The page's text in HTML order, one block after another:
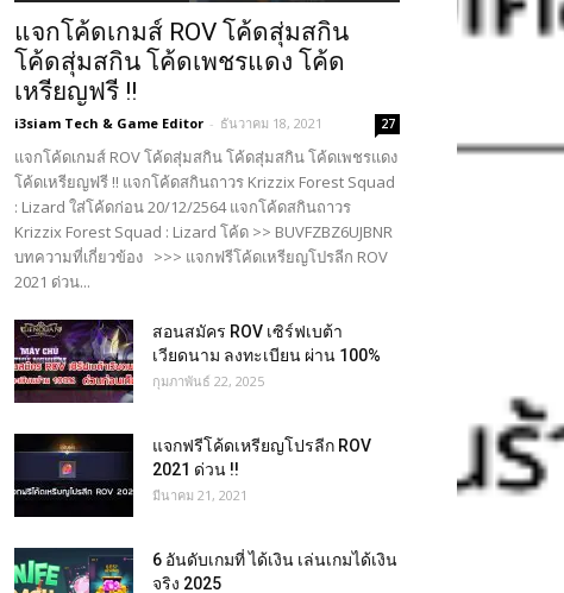
แจกโค้ดเกมส์ ROV โค้ดสุ่มสกิน
โค้ดสุ่มสกิน โค้ดเพชรแดง โค้ด
เหรียญฟรี !!
i3siam Tech & Game Editor - ธันวาคม 18, 2021 27
แจกโค้ดเกมส์ ROV โค้ดสุ่มสกิน โค้ดสุ่มสกิน โค้ดเพชรแดง
โค้ดเหรียญฟรี !! แจกโค้ดสกินถาวร Krizzix Forest Squad
: Lizard ใส่โค้ดก่อน 20/12/2564 แจกโค้ดสกินถาวร
Krizzix Forest Squad : Lizard โค้ด >> BUVFZBZ6UJBNR
บทความที่เกี่ยวข้อง >>> แจกฟรีโค้ดเหรียญโปรลีก ROV
2021 ด่วน...
สอนสมัคร ROV เซิร์ฟเบต้า
เวียดนาม ลงทะเบียน ผ่าน 100%
กุมภาพันธ์ 22, 2025
แจกฟรีโค้ดเหรียญโปรลีก ROV
2021 ด่วน !!
มีนาคม 21, 2021
6 อันดับเกมที่ ได้เงิน เล่นเกมได้เงิน
จริง 2025